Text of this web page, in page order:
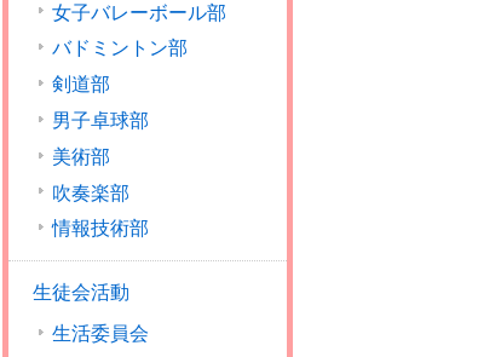
女子バレーボール部
バドミントン部
剣道部
男子卓球部
美術部
吹奏楽部
情報技術部
生徒会活動
生活委員会